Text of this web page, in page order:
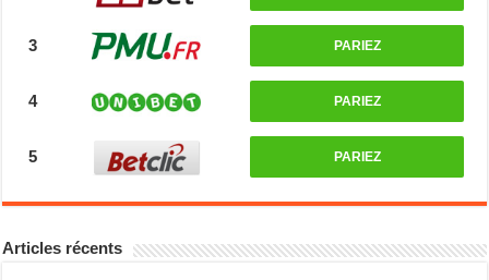
3 PARIEZ
4 PARIEZ
5 PARIEZ
Articles récents